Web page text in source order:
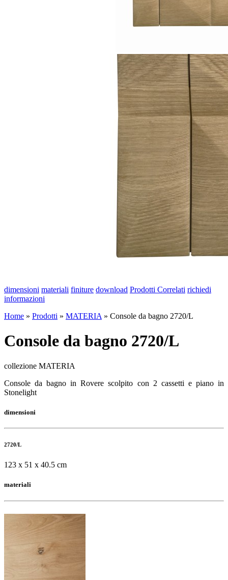
dimensioni materiali finiture download Prodotti Correlati richiedi
informazioni
Home » Prodotti » MATERIA » Console da bagno 2720/L
Console da bagno 2720/L
collezione MATERIA
Console da bagno in Rovere scolpito con 2 cassetti e piano in
Stonelight
dimensioni
2720/L
123 x 51 x 40.5 cm
materiali